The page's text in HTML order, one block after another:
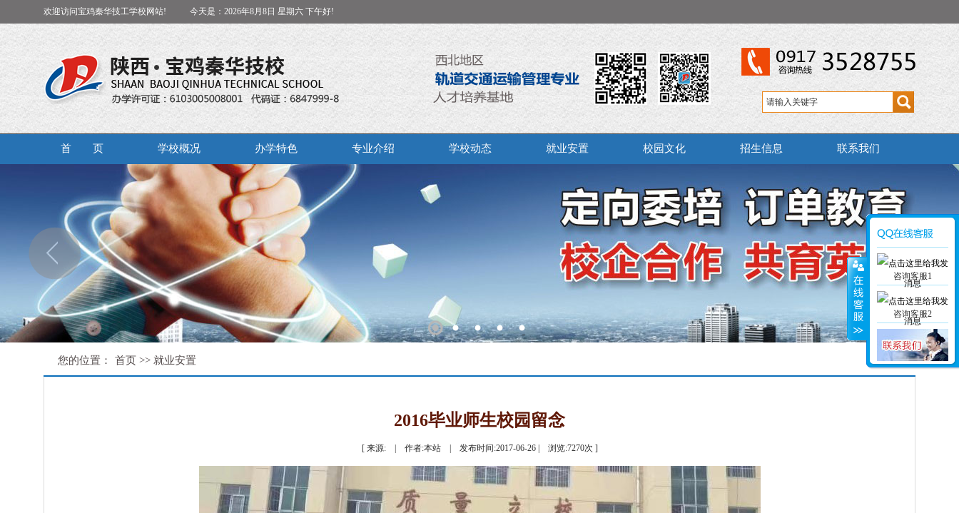
欢迎访问宝鸡秦华技工学校网站! 今天是： 2026年8月8日 星期六 下午好!
首 页 学校概况 办学特色 专业介绍 学校动态 就业安置 校园文化 招生信息 联系我们
1 2 3 4 5
您的位置： 首页 >> 就业安置
2016毕业师生校园留念
[ 来源: | 作者:本站 | 发布时间:2017-06-26 | 浏览:7270次 ]
咨询客服1
咨询客服2